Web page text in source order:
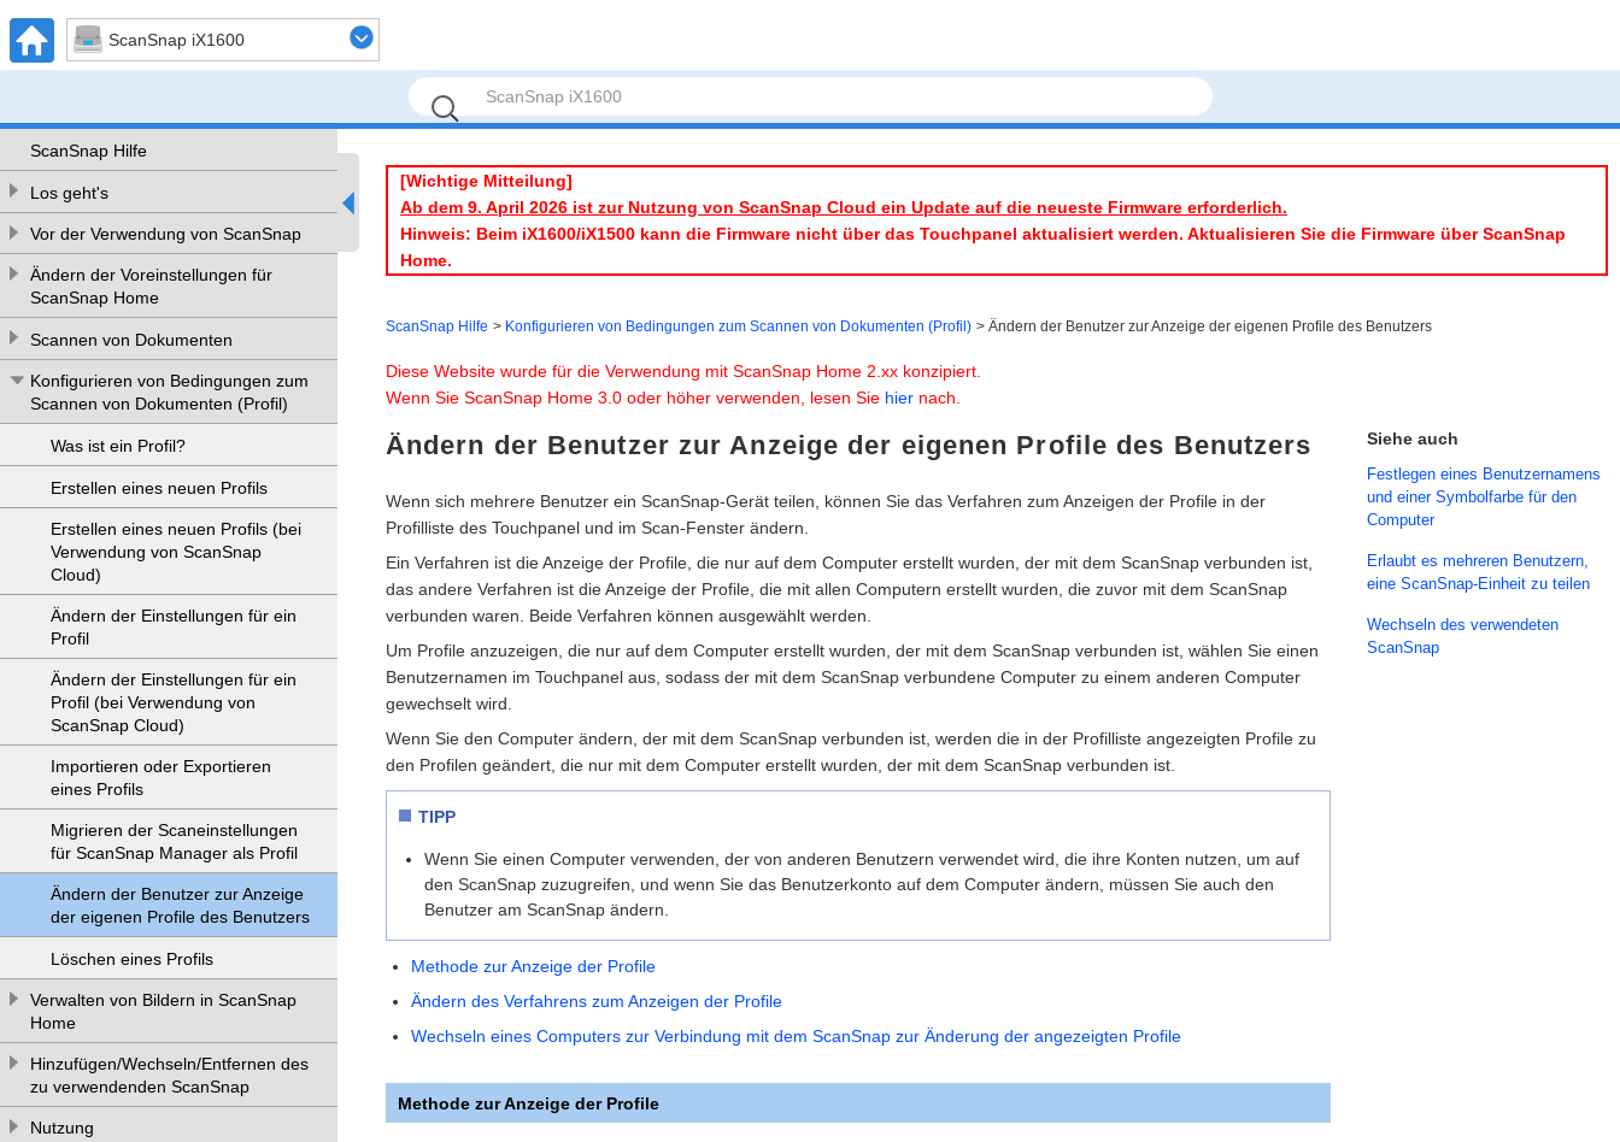
ScanSnap iX1600
ScanSnap Hilfe
Los geht's
Vor der Verwendung von ScanSnap
Ändern der Voreinstellungen für
ScanSnap Home
Scannen von Dokumenten
Konfigurieren von Bedingungen zum
Scannen von Dokumenten (Profil)
Was ist ein Profil?
Erstellen eines neuen Profils
Erstellen eines neuen Profils (bei
Verwendung von ScanSnap
Cloud)
Ändern der Einstellungen für ein
Profil
Ändern der Einstellungen für ein
Profil (bei Verwendung von
ScanSnap Cloud)
Importieren oder Exportieren
eines Profils
Migrieren der Scaneinstellungen
für ScanSnap Manager als Profil
Ändern der Benutzer zur Anzeige
der eigenen Profile des Benutzers
Löschen eines Profils
Verwalten von Bildern in ScanSnap
Home
Hinzufügen/Wechseln/Entfernen des
zu verwendenden ScanSnap
Nutzung
[Wichtige Mitteilung]
Ab dem 9. April 2026 ist zur Nutzung von ScanSnap Cloud ein Update auf die neueste Firmware erforderlich.
Hinweis: Beim iX1600/iX1500 kann die Firmware nicht über das Touchpanel aktualisiert werden. Aktualisieren Sie die Firmware über ScanSnap
Home.
ScanSnap Hilfe Konfigurieren von Bedingungen zum Scannen von Dokumenten (Profil) Ändern der Benutzer zur Anzeige der eigenen Profile des Benutzers
Diese Website wurde für die Verwendung mit ScanSnap Home 2.xx konzipiert.
Wenn Sie ScanSnap Home 3.0 oder höher verwenden, lesen Sie hier nach.
Ändern der Benutzer zur Anzeige der eigenen Profile des Benutzers
Wenn sich mehrere Benutzer ein ScanSnap-Gerät teilen, können Sie das Verfahren zum Anzeigen der Profile in der
Profilliste des Touchpanel und im Scan-Fenster ändern.
Ein Verfahren ist die Anzeige der Profile, die nur auf dem Computer erstellt wurden, der mit dem ScanSnap verbunden ist,
das andere Verfahren ist die Anzeige der Profile, die mit allen Computern erstellt wurden, die zuvor mit dem ScanSnap
verbunden waren. Beide Verfahren können ausgewählt werden.
Um Profile anzuzeigen, die nur auf dem Computer erstellt wurden, der mit dem ScanSnap verbunden ist, wählen Sie einen
Benutzernamen im Touchpanel aus, sodass der mit dem ScanSnap verbundene Computer zu einem anderen Computer
gewechselt wird.
Wenn Sie den Computer ändern, der mit dem ScanSnap verbunden ist, werden die in der Profilliste angezeigten Profile zu
den Profilen geändert, die nur mit dem Computer erstellt wurden, der mit dem ScanSnap verbunden ist.
TIPP
Wenn Sie einen Computer verwenden, der von anderen Benutzern verwendet wird, die ihre Konten nutzen, um auf
den ScanSnap zuzugreifen, und wenn Sie das Benutzerkonto auf dem Computer ändern, müssen Sie auch den
Benutzer am ScanSnap ändern.
Methode zur Anzeige der Profile
Ändern des Verfahrens zum Anzeigen der Profile
Wechseln eines Computers zur Verbindung mit dem ScanSnap zur Änderung der angezeigten Profile
Methode zur Anzeige der Profile
Siehe auch
Festlegen eines Benutzernamens
und einer Symbolfarbe für den
Computer
Erlaubt es mehreren Benutzern,
eine ScanSnap-Einheit zu teilen
Wechseln des verwendeten
ScanSnap